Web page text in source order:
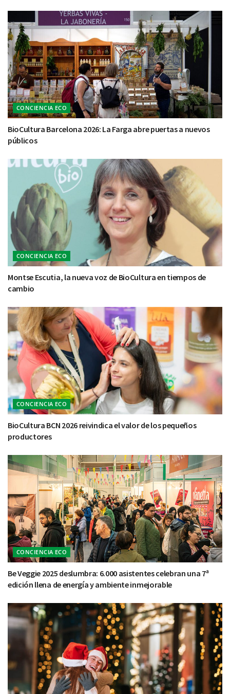
CONCIENCIA ECO
BioCultura Barcelona 2026: La Farga abre puertas a nuevos
públicos
CONCIENCIA ECO
Montse Escutia, la nueva voz de BioCultura en tiempos de
cambio
CONCIENCIA ECO
BioCultura BCN 2026 reivindica el valor de los pequeños
productores
CONCIENCIA ECO
Be Veggie 2025 deslumbra: 6.000 asistentes celebran una 7ª
edición llena de energía y ambiente inmejorable